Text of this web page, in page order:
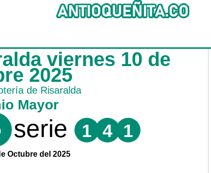
viernes 10 de
2025
de Risaralda
Mayor
serie 1 4 1
Octubre del 2025